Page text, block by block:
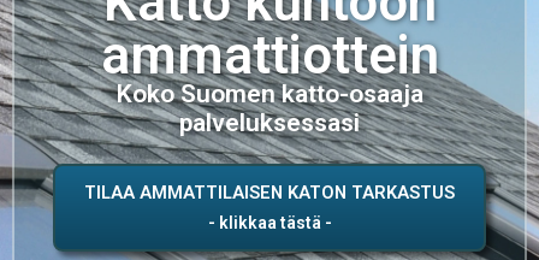
ammattiottein
Koko Suomen katto-osaaja
palveluksessasi
TILAA AMMATTILAISEN KATON TARKASTUS